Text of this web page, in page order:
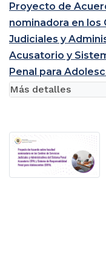
Proyecto de
nominadora en los
Judiciales y
Acusatorio y
Penal para
Más detalles